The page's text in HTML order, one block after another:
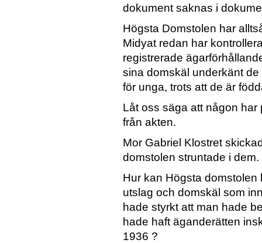
dokument saknas i
Högsta Domstolen har
Midyat redan har
registrerade
sina domskäl underkänt
för unga, trots att de är
Låt oss säga att någon
från akten.
Mor Gabriel Klostret
domstolen struntade i dem.
Hur kan Högsta
utslag och domskäl som
hade styrkt att man hade
hade haft äganderätten
1936 ?